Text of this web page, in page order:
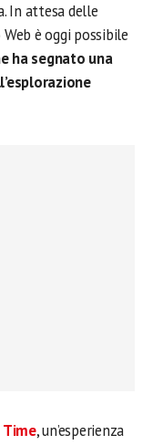
In attesa delle
è oggi possibile
ha segnato una
Time, un’esperienza